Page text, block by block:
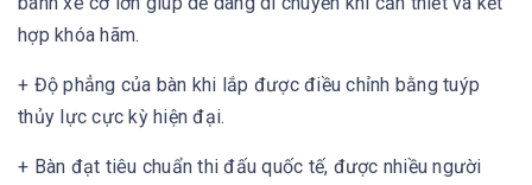
hợp khóa hãm.
+ Độ phẳng của bàn khi lắp được điều chỉnh bằng tuýp
thủy lực cực kỳ hiện đại.
+ Bàn đạt tiêu chuẩn thi đấu quốc tế, được nhiều người